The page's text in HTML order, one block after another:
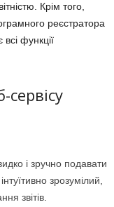
Крім того,
реєстратора
функції
і зручно подавати
зрозумілий,
звітів.